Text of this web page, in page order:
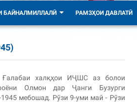
БАЙНАЛМИЛЛАЛӢ РАМЗҲОИ ДАВЛАТӢ
халқҳои ИҶШС аз болои
Олмон дар Ҷанги Бузурги
мебошад. Рӯзи 9-уми май - Рӯзи